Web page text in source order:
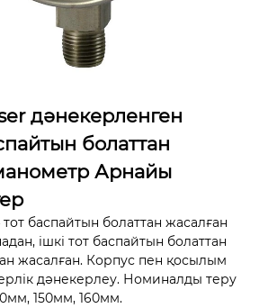
дәнекерленген
болаттан
Арнайы
баспайтын болаттан жасалған
ішкі тот баспайтын болаттан
жасалған. Корпус пен қосылым
дәнекерлеу. Номиналды теру
150мм, 160мм.